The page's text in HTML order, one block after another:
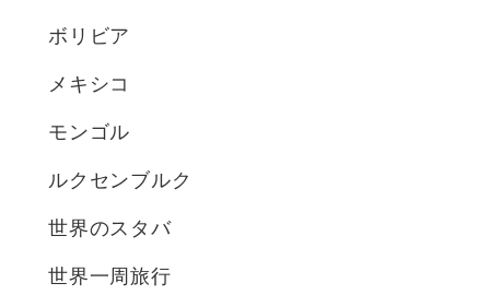
ボリビア
メキシコ
モンゴル
ルクセンブルク
世界のスタバ
世界一周旅行